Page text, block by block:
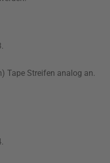
Tape Streifen analog an.